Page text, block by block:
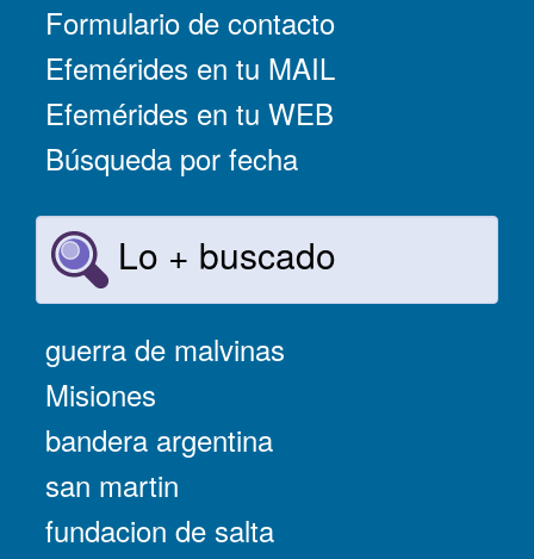
Formulario de contacto
Efemérides en tu MAIL
Efemérides en tu WEB
Búsqueda por fecha
Lo + buscado
guerra de malvinas
Misiones
bandera argentina
san martin
fundacion de salta